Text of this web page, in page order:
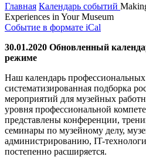
Главная Календарь событий
Experiences in Your Museum
Событие в формате iCal
30.01.2020 Обновленный
режиме
Наш календарь
систематизированная подборка
мероприятий для музейных
уровня профессиональной
представлены конференции,
семинары по музейному делу,
администрированию, IT-
постепенно расширяется.